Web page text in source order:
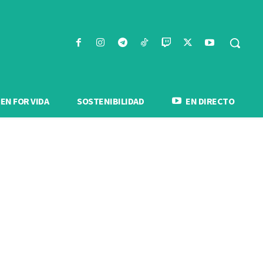
FOR VIDA SOSTENIBILIDAD EN DIRECTO